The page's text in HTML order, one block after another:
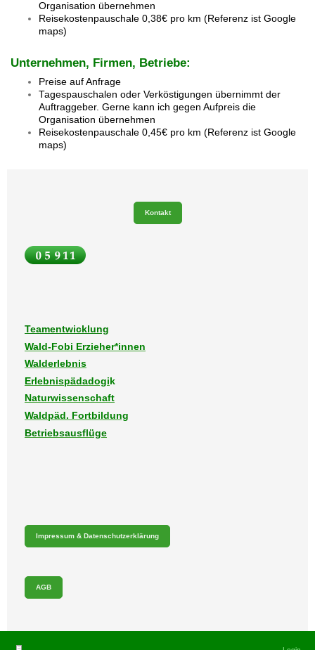
Organisation übernehmen
Reisekostenpauschale 0,38€ pro km (Referenz ist Google
maps)
Unternehmen, Firmen, Betriebe:
Preise auf Anfrage
Tagespauschalen oder Verköstigungen übernimmt der
Auftraggeber. Gerne kann ich gegen Aufpreis die
Organisation übernehmen
Reisekostenpauschale 0,45€ pro km (Referenz ist Google
maps)
Kontakt
Teamentwicklung
Wald-Fobi Erzieher*innen
Walderlebnis
Erlebnispädadogik
Naturwissenschaft
Waldpäd. Fortbildung
Betriebsausflüge
Impressum & Datenschutzerklärung
AGB